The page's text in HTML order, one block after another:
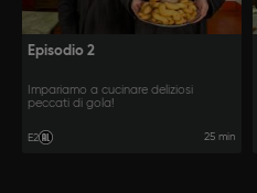
Episodio 2
Impariamo a cucinare deliziosi
peccati di gola!
E2 25 min